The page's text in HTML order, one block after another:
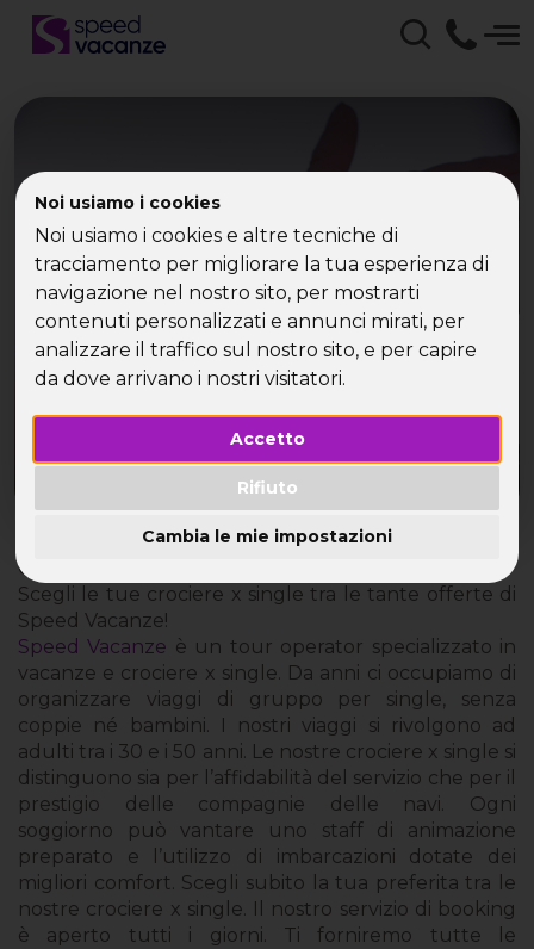
Noi usiamo i cookies
Noi usiamo i cookies e altre tecniche di
tracciamento per migliorare la tua esperienza di
navigazione nel nostro sito, per mostrarti
contenuti personalizzati e annunci mirati, per
analizzare il traffico sul nostro sito, e per capire
da dove arrivano i nostri visitatori.
Accetto
Rifiuto
Cambia le mie impostazioni
Crociere x single
Scegli le tue crociere x single tra le tante offerte
di Speed Vacanze!
Crociere x single
Scegli le tue crociere x single tra le tante offerte di
Speed Vacanze!
Speed Vacanze è un tour operator specializzato in
vacanze e crociere x single. Da anni ci occupiamo di
organizzare viaggi di gruppo per single, senza
coppie né bambini. I nostri viaggi si rivolgono ad
adulti tra i 30 e i 50 anni. Le nostre crociere x single si
distinguono sia per l’affidabilità del servizio che per il
prestigio delle compagnie delle navi. Ogni
soggiorno può vantare uno staff di animazione
preparato e l’utilizzo di imbarcazioni dotate dei
migliori comfort. Scegli subito la tua preferita tra le
nostre crociere x single. Il nostro servizio di booking
è aperto tutti i giorni. Ti forniremo tutte le